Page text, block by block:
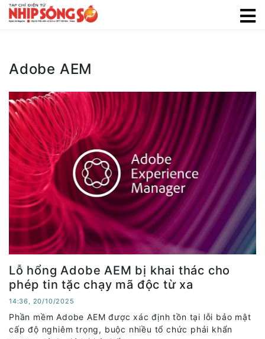
Adobe AEM
Lỗ hổng Adobe AEM bị khai thác cho
phép tin tặc chạy mã độc từ xa
14:36, 20/10/2025
Phần mềm Adobe AEM được xác định tồn tại lỗi bảo mật
cấp độ nghiêm trọng, buộc nhiều tổ chức phải khẩn